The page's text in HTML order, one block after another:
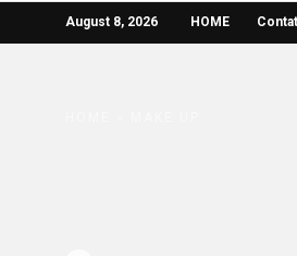
August 8, 2026 HOME
Make up